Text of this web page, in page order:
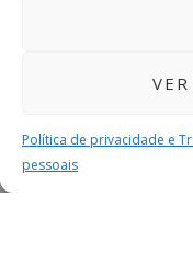
Política de privacidade e
pessoais